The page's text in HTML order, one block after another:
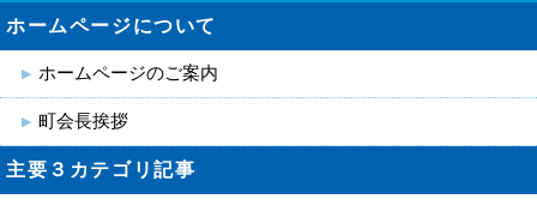
ホームページについて
ホームページのご案内
町会長挨拶
主要３カテゴリ記事